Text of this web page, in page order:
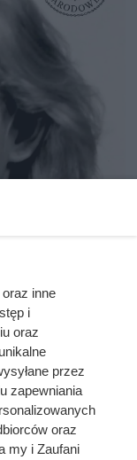
niemal
inne
i
oraz
przez
zapewniania
oraz
my i Zaufani